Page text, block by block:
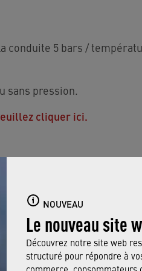
NOUVEAU
Le nouveau site
Découvrez notre site web
structuré pour répondre à
conduite 5 bars /
sans pression.
cliquer ici.
adéquat. Notre personnel